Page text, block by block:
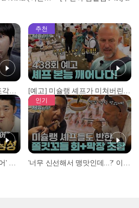
[예고] 몸통만 남고, 다른 조각은 어디에..? 시화호에서 드러난 충격적인 토막 살인사건!
추천
[예고] 미슐랭 셰프가 미쳐버린 이유! 본능이 깨어난 사건은?
인기